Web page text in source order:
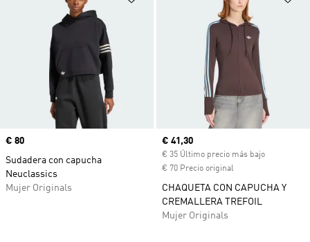
Precio
€ 80
Sudadera con capucha
Neuclassics
Mujer Originals
Precio actual
€ 41,30
€ 35 Último precio más bajo
€ 70 Precio original
CHAQUETA CON CAPUCHA Y
CREMALLERA TREFOIL
Mujer Originals